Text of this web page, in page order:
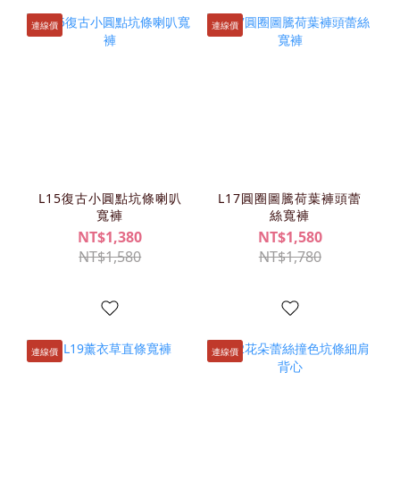
連線價
L15復古小圓點坑條喇叭
寬褲
NT$1,380
NT$1,580
連線價
L17圓圈圖騰荷葉褲頭蕾
絲寬褲
NT$1,580
NT$1,780
連線價 連線價